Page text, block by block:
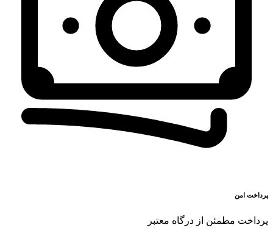
پرداخت امن
پرداخت مطمئن از درگاه معتبر